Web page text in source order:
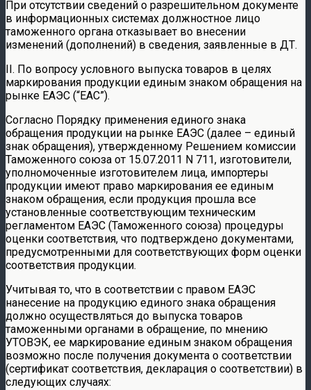
При отсутствии сведений о разрешительном документе
в информационных системах должностное лицо
таможенного органа отказывает во внесении
изменений (дополнений) в сведения, заявленные в ДТ.
II. По вопросу условного выпуска товаров в целях
маркирования продукции единым знаком обращения на
рынке ЕАЭС (“ЕАС”).
Согласно Порядку применения единого знака
обращения продукции на рынке ЕАЭС (далее – единый
знак обращения), утвержденному Решением комиссии
Таможенного союза от 15.07.2011 N 711, изготовители,
уполномоченные изготовителем лица, импортеры
продукции имеют право маркирования ее единым
знаком обращения, если продукция прошла все
установленные соответствующим техническим
регламентом ЕАЭС (Таможенного союза) процедуры
оценки соответствия, что подтверждено документами,
предусмотренными для соответствующих форм оценки
соответствия продукции.
Учитывая то, что в соответствии с правом ЕАЭС
нанесение на продукцию единого знака обращения
должно осуществляться до выпуска товаров
таможенными органами в обращение, по мнению
УТОВЭК, ее маркирование единым знаком обращения
возможно после получения документа о соответствии
(сертификат соответствия, декларация о соответствии) в
следующих случаях: